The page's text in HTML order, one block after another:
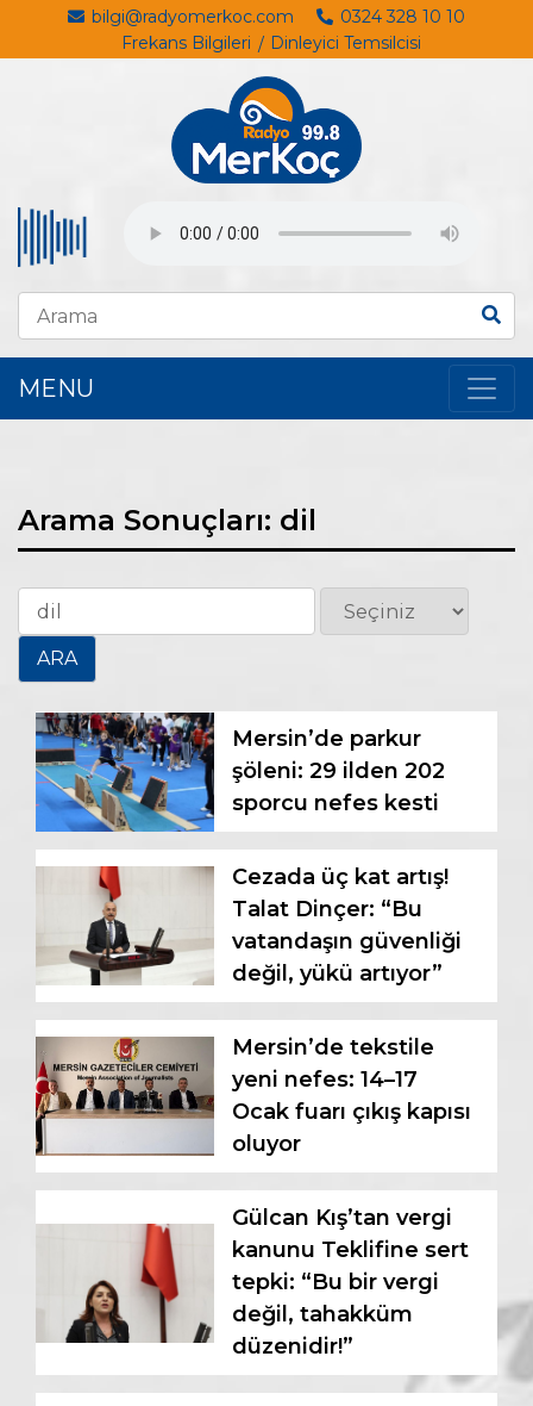
bilgi@radyomerkoc.com
0324 328 10 10
Frekans Bilgileri
Dinleyici Temsilcisi
MENU
Arama Sonuçları: dil
Mersin’de parkur
şöleni: 29 ilden 202
sporcu nefes kesti
Cezada üç kat artış!
Talat Dinçer: “Bu
vatandaşın güvenliği
değil, yükü artıyor”
Mersin’de tekstile
yeni nefes: 14–17
Ocak fuarı çıkış kapısı
oluyor
Gülcan Kış’tan vergi
kanunu Teklifine sert
tepki: “Bu bir vergi
değil, tahakküm
düzenidir!”